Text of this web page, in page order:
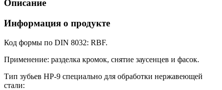
Описание
Информация о продукте
Код формы по DIN 8032: RBF.
Применение: разделка кромок, снятие заусенцев и фасок.
Тип зубьев HP-9 специально для обработки нержавеющей
стали: